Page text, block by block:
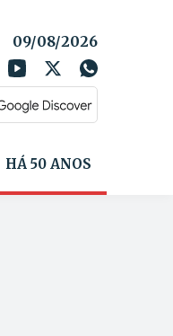
09/08/2026
HÁ 50 ANOS